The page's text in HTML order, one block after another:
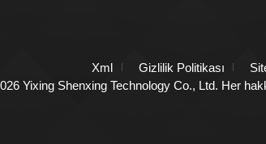
Xml Gizlilik Politikası
Yixing Shenxing Technology Co., Ltd. Her